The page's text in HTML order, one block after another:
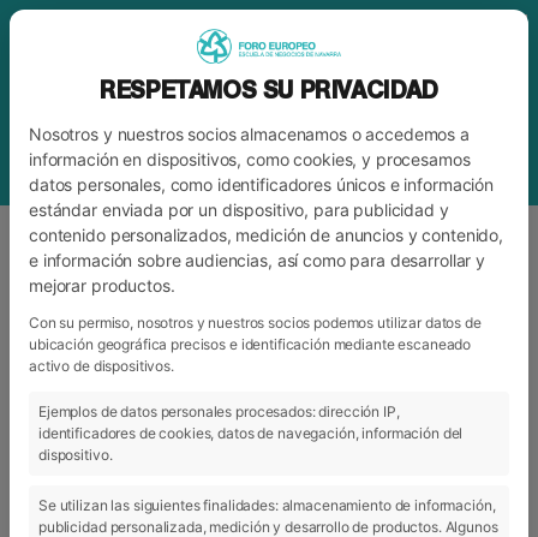
ETIQUETACARTA DE PRESENTACIÓN
EUROPASS
ARCHIVO CATEGORÍAS
RESPETAMOS SU PRIVACIDAD
Nosotros y nuestros socios almacenamos o accedemos a
información en dispositivos, como cookies, y procesamos
datos personales, como identificadores únicos e información
estándar enviada por un dispositivo, para publicidad y
contenido personalizados, medición de anuncios y contenido,
e información sobre audiencias, así como para desarrollar y
mejorar productos.
Con su permiso, nosotros y nuestros socios podemos utilizar datos de
ubicación geográfica precisos e identificación mediante escaneado
activo de dispositivos.
Ejemplos de datos personales procesados: dirección IP,
identificadores de cookies, datos de navegación, información del
dispositivo.
Se utilizan las siguientes finalidades: almacenamiento de información,
publicidad personalizada, medición y desarrollo de productos. Algunos